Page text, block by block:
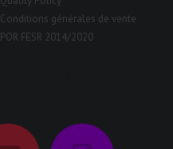
Conditions générales de vente
POR FESR 2014/2020